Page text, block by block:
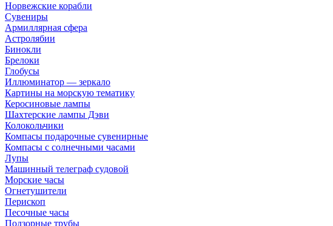
Норвежские корабли
Сувениры
Армиллярная сфера
Астролябии
Бинокли
Брелоки
Глобусы
Иллюминатор — зеркало
Картины на морскую тематику
Керосиновые лампы
Шахтерские лампы Дэви
Колокольчики
Компасы подарочные сувенирные
Компасы с солнечными часами
Лупы
Машинный телеграф судовой
Морские часы
Огнетушители
Перископ
Песочные часы
Подзорные трубы